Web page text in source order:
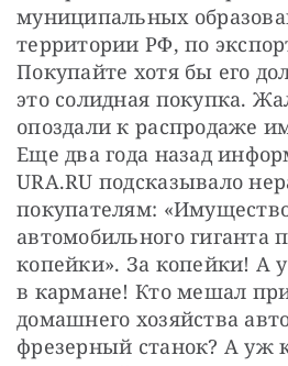
муниципальных
территории РФ, по
Покупайте хотя бы его
это солидная покупка.
опоздали к распродаже
Еще два года назад
URA.RU подсказывало
покупателям:
автомобильного гиганта
копейки». За копейки! А
в кармане! Кто мешал
домашнего хозяйства
фрезерный станок? А уж